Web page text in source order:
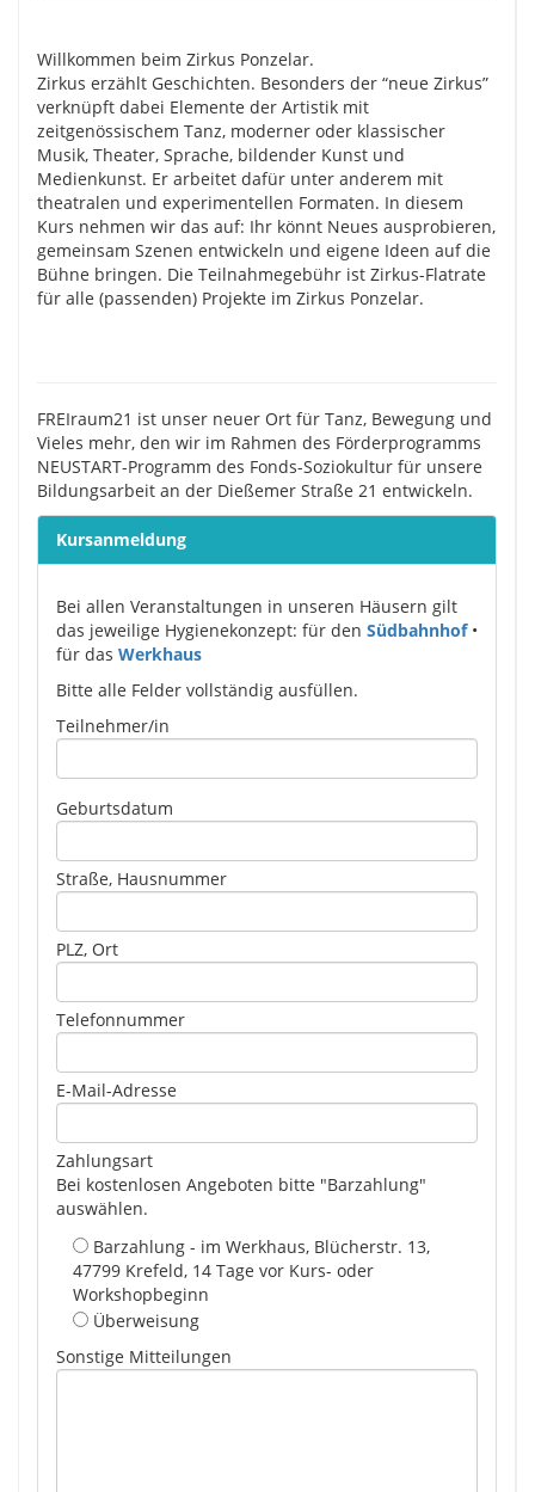
Willkommen beim Zirkus Ponzelar.
Zirkus erzählt Geschichten. Besonders der “neue Zirkus”
verknüpft dabei Elemente der Artistik mit
zeitgenössischem Tanz, moderner oder klassischer
Musik, Theater, Sprache, bildender Kunst und
Medienkunst. Er arbeitet dafür unter anderem mit
theatralen und experimentellen Formaten. In diesem
Kurs nehmen wir das auf: Ihr könnt Neues ausprobieren,
gemeinsam Szenen entwickeln und eigene Ideen auf die
Bühne bringen. Die Teilnahmegebühr ist Zirkus-Flatrate
für alle (passenden) Projekte im Zirkus Ponzelar.
FREIraum21 ist unser neuer Ort für Tanz, Bewegung und
Vieles mehr, den wir im Rahmen des Förderprogramms
NEUSTART-Programm des Fonds-Soziokultur für unsere
Bildungsarbeit an der Dießemer Straße 21 entwickeln.
Kursanmeldung
Bei allen Veranstaltungen in unseren Häusern gilt
das jeweilige Hygienekonzept: für den Südbahnhof•
für das Werkhaus
Bitte alle Felder vollständig ausfüllen.
Teilnehmer/in
Geburtsdatum
Straße, Hausnummer
PLZ, Ort
Telefonnummer
E-Mail-Adresse
Zahlungsart
Bei kostenlosen Angeboten bitte "Barzahlung"
auswählen.
Barzahlung - im Werkhaus, Blücherstr. 13,
47799 Krefeld, 14 Tage vor Kurs- oder
Workshopbeginn
Überweisung
Sonstige Mitteilungen